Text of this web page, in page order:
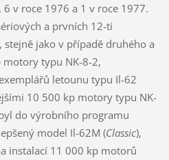
v roce 1976 a 1 v roce 1977.
a prvních 12-ti
jako v případě druhého a
typu NK-8-2,
letounu typu Il-62
10 500 kp motory typu NK-
do výrobního programu
model Il-62M (Classic),
instalací 11 000 kp motorů